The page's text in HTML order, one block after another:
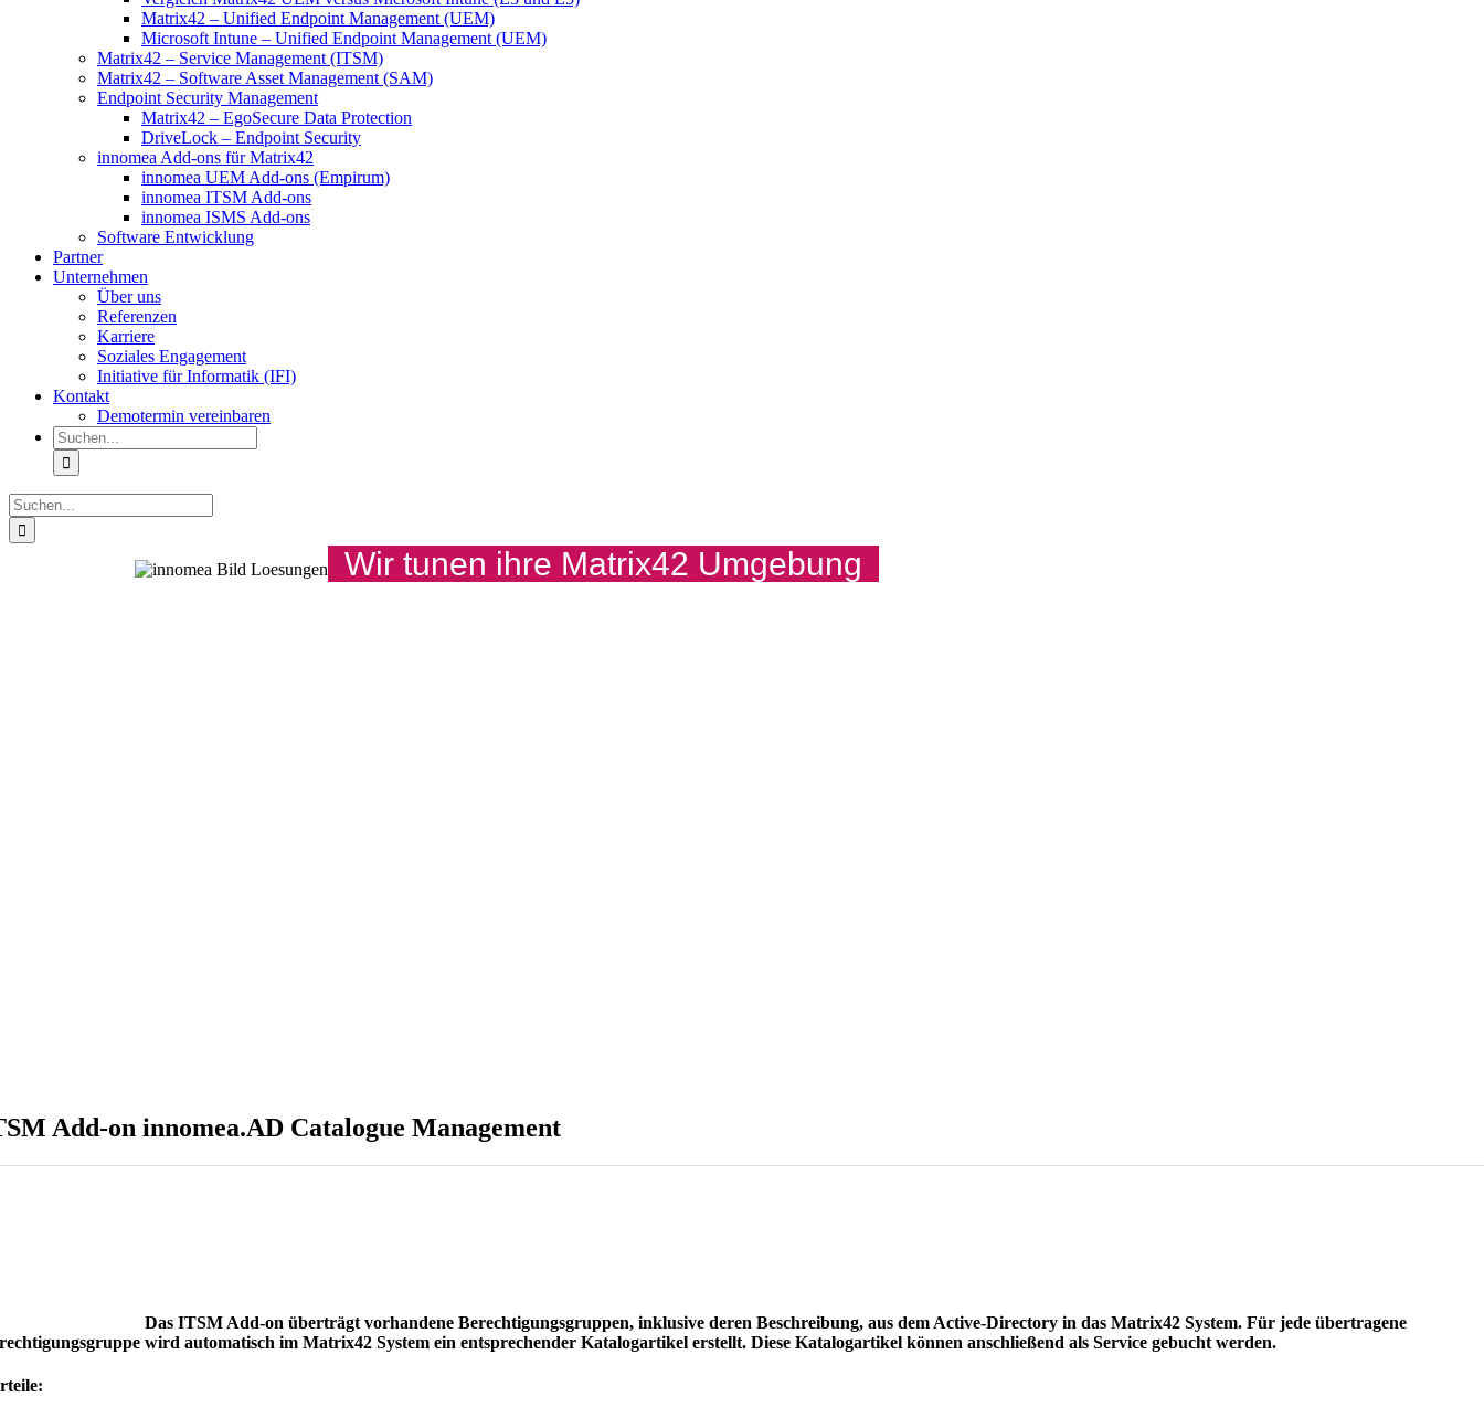
Matrix42 – Unified Endpoint Management (UEM)
Microsoft Intune – Unified Endpoint Management (UEM)
Matrix42 – Service Management (ITSM)
Matrix42 – Software Asset Management (SAM)
Endpoint Security Management
Matrix42 – EgoSecure Data Protection
DriveLock – Endpoint Security
innomea Add-ons für Matrix42
innomea UEM Add-ons (Empirum)
innomea ITSM Add-ons
innomea ISMS Add-ons
Software Entwicklung
Partner
Unternehmen
Über uns
Referenzen
Karriere
Soziales Engagement
Initiative für Informatik (IFI)
Kontakt
Demotermin vereinbaren
Suche
nach:
Suche
nach:
Wir tunen ihre Matrix42 Umgebung
Add-on innomea.AD Catalogue Management
Das ITSM Add-on überträgt vorhandene Berechtigungsgruppen, inklusive deren Beschreibung, aus dem Active-Directory in das Matrix42 System. Für jede übertragene
wird automatisch im Matrix42 System ein entsprechender Katalogartikel erstellt. Diese Katalogartikel können anschließend als Service gebucht werden.